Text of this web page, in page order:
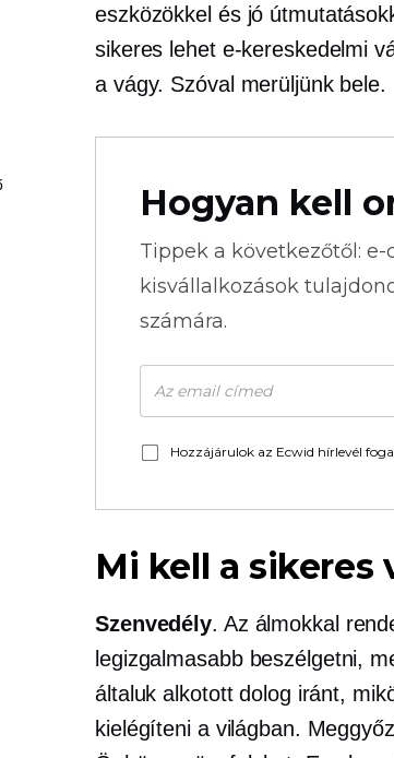
eszközökkel és jó
sikeres lehet e-kereskedelmi
a vágy. Szóval merüljünk bele.
Hogyan kell
Tippek a következőtől: e-
kisvállalkozások
számára.
Hozzájárulok az Ecwid hírlevél
Mi kell a sikeres
Szenvedély. Az álmokkal
legizgalmasabb beszélgetni,
általuk alkotott dolog iránt,
kielégíteni a világban.